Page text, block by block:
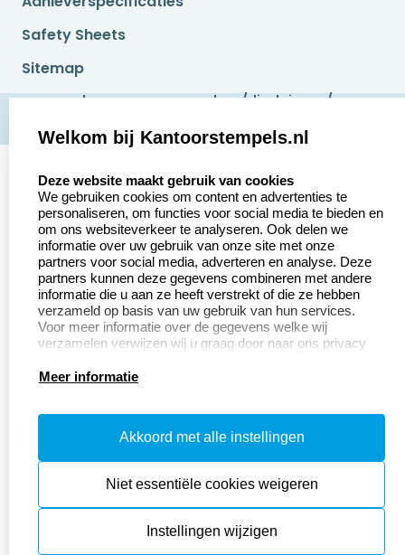
Safety Sheets
Sitemap
algemene voorwaarden
disclaimer
Welkom bij Kantoorstempels.nl
Deze website maakt gebruik van cookies
We gebruiken cookies om content en advertenties te
personaliseren, om functies voor social media te bieden en
om ons websiteverkeer te analyseren. Ook delen we
informatie over uw gebruik van onze site met onze
partners voor social media, adverteren en analyse. Deze
partners kunnen deze gegevens combineren met andere
informatie die u aan ze heeft verstrekt of die ze hebben
verzameld op basis van uw gebruik van hun services.
Voor meer informatie over de gegevens welke wij
verzamelen verwijzen wij u graag door naar ons privacy
Meer informatie
Akkoord met alle instellingen
Niet essentiële cookies weigeren
Instellingen wijzigen